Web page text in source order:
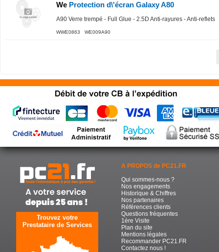
We Protection d\'écran Galaxy A80
A90 Verre trempé - Full Glue - 2.5D Anti-rayures - Anti-reflets
WWE0863 WE009A90
Trouvez votre
Prestataire de Services
A PROPOS de PC21.FR
Qui sommes-nous ?
Nos engagements
Historique & Chiffres
Nos partenaires
Références clients
Questions fréquentes
1ère Visite
Plan du site
Mentions légales
Recommander PC21.FR
Contactez nous !